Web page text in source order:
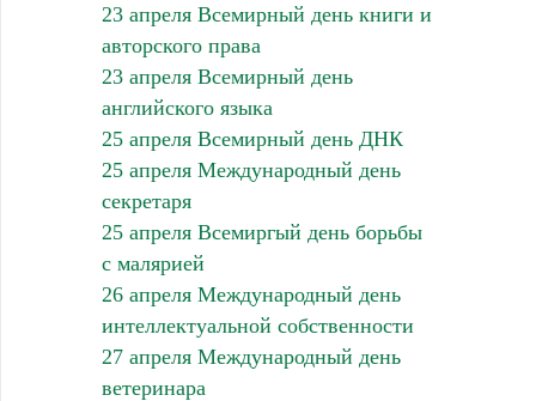
23 апреля Всемирный день книги и
авторского права
23 апреля Всемирный день
английского языка
25 апреля Всемирный день ДНК
25 апреля Международный день
секретаря
25 апреля Всемиргый день борьбы
с малярией
26 апреля Международный день
интеллектуальной собственности
27 апреля Международный день
ветеринара